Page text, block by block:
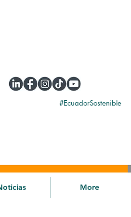
#EcuadorSostenible
More